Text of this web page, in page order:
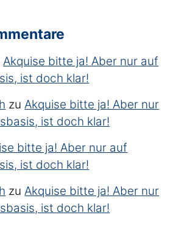
Akquise bitte ja! Aber nur auf
ist doch klar!
zu Akquise bitte ja! Aber nur
ist doch klar!
bitte ja! Aber nur auf
ist doch klar!
zu Akquise bitte ja! Aber nur
ist doch klar!